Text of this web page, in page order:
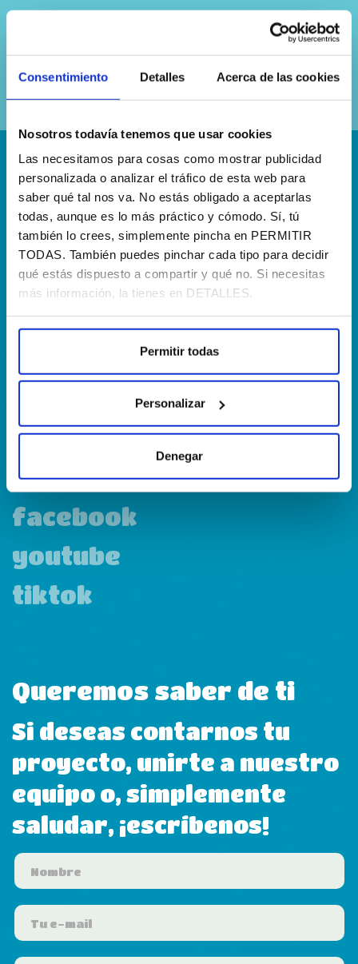
Consentimiento Detalles Acerca de las cookies
Nosotros todavía tenemos que usar cookies
Las necesitamos para cosas como mostrar publicidad
personalizada o analizar el tráfico de esta web para
saber qué tal nos va. No estás obligado a aceptarlas
todas, aunque es lo más práctico y cómodo. Sí, tú
también lo crees, simplemente pincha en PERMITIR
TODAS. También puedes pinchar cada tipo para decidir
qué estás dispuesto a compartir y qué no. Si necesitas
más información, la tienes en DETALLES.
Permitir todas
Personalizar
Denegar
política de
privacidad
¡Escríbenos!
hola@agenciapisto.com
¿Hablamos?!
(+34) 910 40 46 33
¿Dónde estamos?
linkedin
instagram
facebook
youtube
tiktok
Queremos saber de ti
Si deseas contarnos tu
proyecto, unirte a nuestro
equipo o, simplemente
saludar, ¡escríbenos!